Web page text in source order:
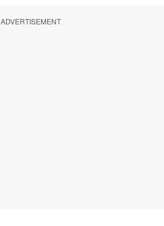
ADVERTISEMENT